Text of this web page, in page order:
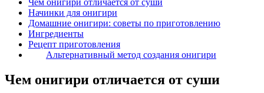
Начинки для онигири
Домашние онигири: советы по приготовлению
Ингредиенты
Рецепт приготовления
Альтернативный метод создания онигири
Чем онигири отличается от суши